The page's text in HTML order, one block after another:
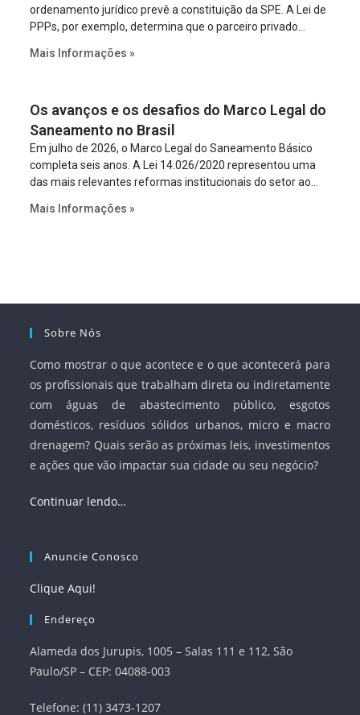
ordenamento jurídico prevê a constituição da SPE. A Lei de
PPPs, por exemplo, determina que o parceiro privado
empreendimento. Ou seja, a suposta “fraude à licitação” é
projeto a projeto.
Mais Informações »
Os avanços e os desafios do Marco Legal do
Saneamento no Brasil
Em julho de 2026, o Marco Legal do Saneamento Básico
completa seis anos. A Lei 14.026/2020 representou uma
das mais relevantes reformas institucionais do setor ao
serviços, ampliar a participação da iniciativa privada,
Mais Informações »
Sobre Nós
Como mostrar o que acontece e o que acontecerá para
os profissionais que trabalham direta ou indiretamente
com águas de abastecimento público, esgotos
domésticos, resíduos sólidos urbanos, micro e macro
drenagem? Quais serão as próximas leis, investimentos
e ações que vão impactar sua cidade ou seu negócio?
Continuar lendo…
Anuncie Conosco
Clique Aqui!
Endereço
Alameda dos Jurupis, 1005 – Salas 111 e 112, São
Paulo/SP – CEP: 04088-003
Telefone: (11) 3473-1207